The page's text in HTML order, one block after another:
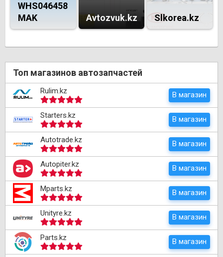
WHS046458
MAK
Avtozvuk.kz Slkorea.kz
Топ магазинов автозапчастей
Rulim.kz В магазин
Starters.kz В магазин
Autotrade.kz В магазин
Autopiter.kz В магазин
Mparts.kz В магазин
Unityre.kz В магазин
Parts.kz В магазин